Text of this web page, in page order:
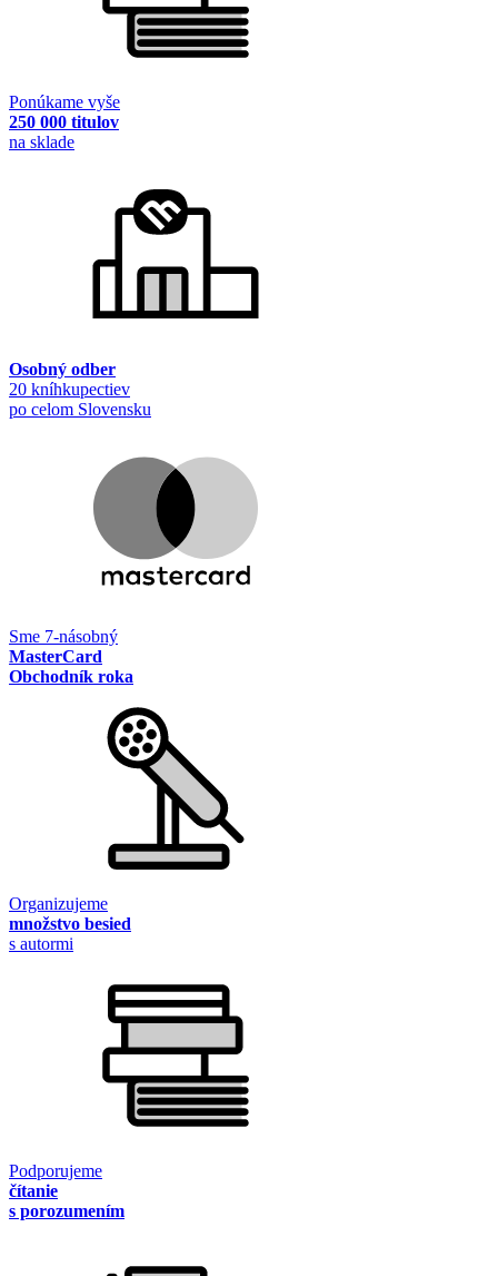
Ponúkame vyše
250 000 titulov
na sklade
Osobný odber
20 kníhkupectiev
po celom Slovensku
Sme 7-násobný
MasterCard
Obchodník roka
Organizujeme
množstvo besied
s autormi
Podporujeme
čítanie
s porozumením